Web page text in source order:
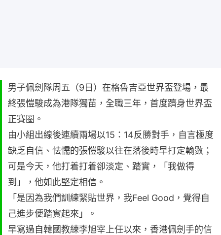
男子佩劍隊周五（9日）在格魯吉亞世界盃登場，最
終張愷駿成為港隊獨苗，全職三年，首度躋身世界盃
正賽圈。
由小組出線後連續兩場以15：14反勝對手，自言極度
缺乏自信、怯懦的張愷駿以往在落後時早打定輸數；
可是今天，他打着打着卻淡定、踏實，「我做得
到」，他如此堅定相信。
「是因為我們訓練緊貼世界，我Feel Good，覺得自
己進步便踏實起來」。
早寫過自韓國教練李旭宰上任以來，香港佩劍手的信